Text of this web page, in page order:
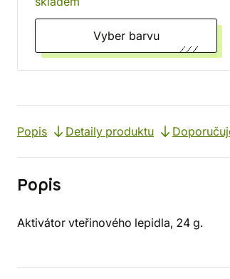
Vyber barvu
Popis Detaily produktu
Popis
Aktivátor vteřinového lepidla, 24 g.